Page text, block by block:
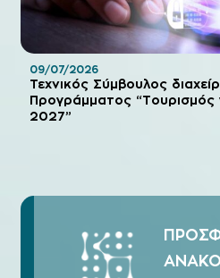
Τεχνικός Σύμβουλος
Προγράμματος “Τουρισμός
2027”
09/07/2026